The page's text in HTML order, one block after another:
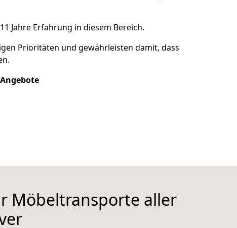
Jahre Erfahrung in diesem Bereich.
Prioritäten und gewährleisten damit, dass
Angebote
Möbeltransporte aller